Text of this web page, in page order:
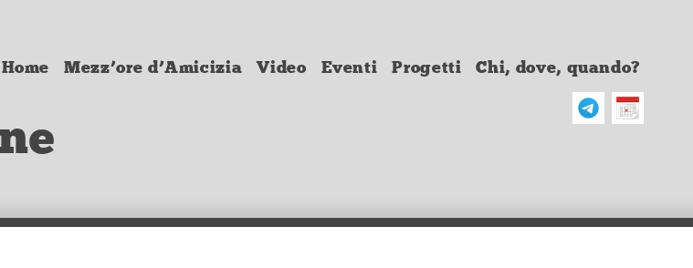
Home Mezz’ore d’Amicizia Video Eventi Progetti Chi, dove, quando?